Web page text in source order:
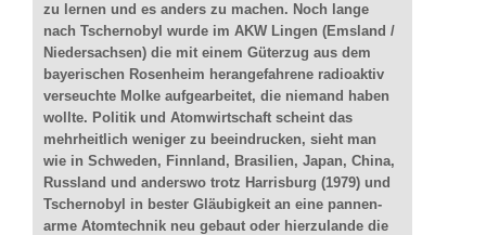
zu lernen und es anders zu machen. Noch lange
nach Tschernobyl wurde im AKW Lingen (Emsland /
Niedersachsen) die mit einem Güterzug aus dem
bayerischen Rosenheim herangefahrene radioaktiv
verseuchte Molke aufgearbeitet, die niemand haben
wollte. Politik und Atomwirtschaft scheint das
mehrheitlich weniger zu beeindrucken, sieht man
wie in Schweden, Finnland, Brasilien, Japan, China,
Russland und anderswo trotz Harrisburg (1979) und
Tschernobyl in bester Gläubigkeit an eine pannen-
arme Atomtechnik neu gebaut oder hierzulande die